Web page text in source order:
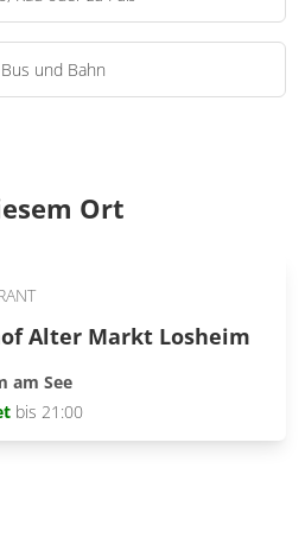
Bus und Bahn
Ort
Alter Markt Losheim
am See
bis 21:00